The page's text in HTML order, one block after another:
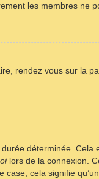
les membres ne
rendez vous sur la
déterminée. Cela
lors de la connexion.
cela signifie